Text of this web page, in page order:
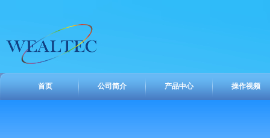
首页 公司简介 产品中心 操作视频